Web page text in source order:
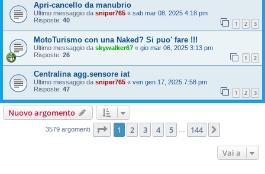
Apri-cancello da manubrio
Ultimo messaggio da sniper765 « sab mar 08, 2025 4:18 pm
Risposte: 40 1 2 3
MotoTurismo con una Naked? Si puo' fare !!!
Ultimo messaggio da skywalker67 « gio mar 06, 2025 3:13 pm
Risposte: 26 1 2
Centralina agg.sensore iat
Ultimo messaggio da sniper765 « ven gen 17, 2025 7:58 pm
Risposte: 47 1 2 3
Nuovo argomento
3579 argomenti Pagina di 144
1 2 3 4 5 144
Vai a